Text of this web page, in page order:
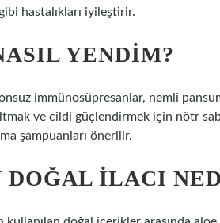
hastalıkları iyileştirir.
YENDIM?
immünosüpresanlar, nemli
ve cildi güçlendirmek için nötr
şampuanları önerilir.
ILACI